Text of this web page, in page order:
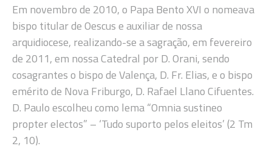
Em novembro de 2010, o Papa Bento XVI o nomeava
bispo titular de Oescus e auxiliar de nossa
arquidiocese, realizando-se a sagração, em fevereiro
de 2011, em nossa Catedral por D. Orani, sendo
cosagrantes o bispo de Valença, D. Fr. Elias, e o bispo
emérito de Nova Friburgo, D. Rafael Llano Cifuentes.
D. Paulo escolheu como lema “Omnia sustineo
propter electos” – ‘Tudo suporto pelos eleitos’ (2 Tm
2, 10).